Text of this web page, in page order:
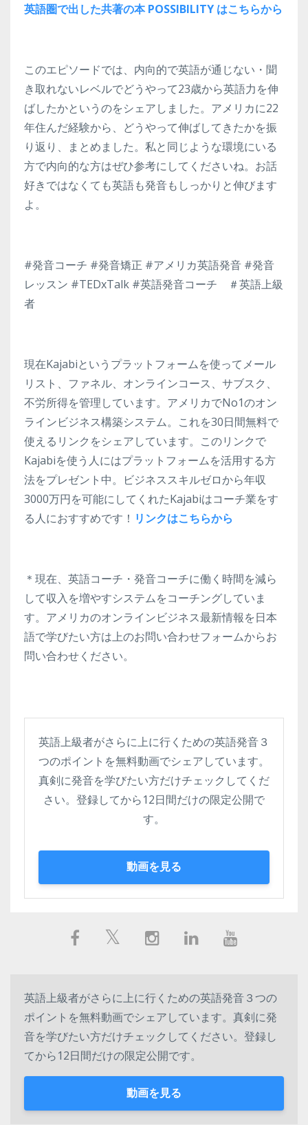
英語圏で出した共著の本 POSSIBILITY はこちらから
このエピソードでは、内向的で英語が通じない・聞
き取れないレベルでどうやって23歳から英語力を伸
ばしたかというのをシェアしました。アメリカに22
年住んだ経験から、どうやって伸ばしてきたかを振
り返り、まとめました。私と同じような環境にいる
方で内向的な方はぜひ参考にしてくださいね。お話
好きではなくても英語も発音もしっかりと伸びます
よ。
#発音コーチ #発音矯正 #アメリカ英語発音 #発音
レッスン #TEDxTalk #英語発音コーチ ＃英語上級
者
現在Kajabiというプラットフォームを使ってメール
リスト、ファネル、オンラインコース、サブスク、
不労所得を管理しています。アメリカでNo1のオン
ラインビジネス構築システム。これを30日間無料で
使えるリンクをシェアしています。このリンクで
Kajabiを使う人にはプラットフォームを活用する方
法をプレゼント中。ビジネススキルゼロから年収
3000万円を可能にしてくれたKajabiはコーチ業をす
る人におすすめです！ リンクはこちらから
＊現在、英語コーチ・発音コーチに働く時間を減ら
して収入を増やすシステムをコーチングしていま
す。アメリカのオンラインビジネス最新情報を日本
語で学びたい方は上のお問い合わせフォームからお
問い合わせください。
英語上級者がさらに上に行くための英語発音３
つのポイントを無料動画でシェアしています。
真剣に発音を学びたい方だけチェックしてくだ
さい。登録してから12日間だけの限定公開で
す。
動画を見る
英語上級者がさらに上に行くための英語発音３つの
ポイントを無料動画でシェアしています。真剣に発
音を学びたい方だけチェックしてください。登録し
てから12日間だけの限定公開です。
動画を見る